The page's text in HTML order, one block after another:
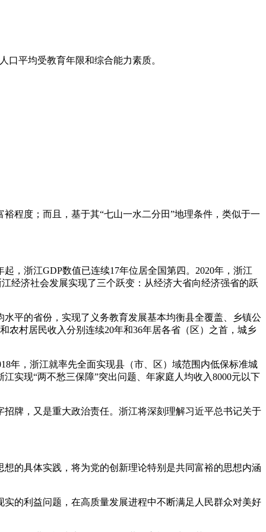
口平均受教育年限和综合能力素质。
程度；而且，基于其“七山一水二分田”地理条件，类似于一
，浙江GDP数值已连续17年位居全国第四。2020年，浙江
经济社会发展实现了三个跃变：从经济大省向经济强省的跃
平的省份，实现了义务教育发展基本均衡县全覆盖、乡镇公
农村居民收入分别连续20年和36年居各省（区）之首，城乡
年，浙江就率先全面实现县（市、区）域范围内低保标准城
实现“两不愁三保障”突出问题、年家庭人均收入8000元以下
牌，又是重大政治责任。浙江将深刻理解习近平总书记关于
的具体实践，将为党的创新理论特别是共同富裕的思想内涵
的利益问题，在高质量发展进程中不断满足人民群众对美好